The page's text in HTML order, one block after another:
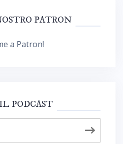
PATRON
a Patron!
PODCAST